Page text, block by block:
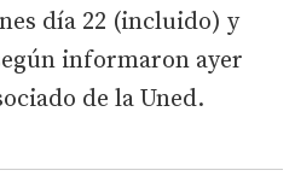
día 22 (incluido) y
informaron ayer
de la Uned.